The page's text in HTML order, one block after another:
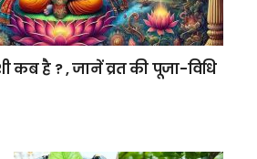
कब है ? , जानें व्रत की पूजा-विधि